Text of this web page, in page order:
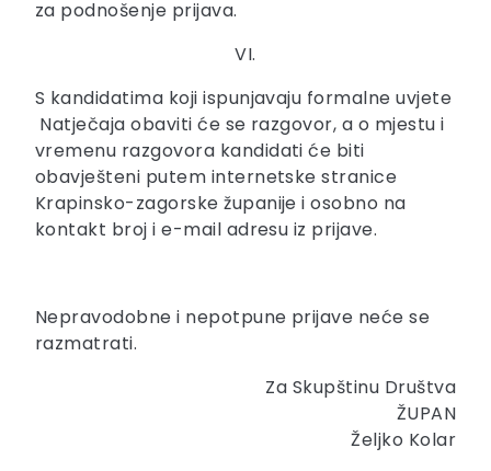
za podnošenje prijava.
VI.
S kandidatima koji ispunjavaju formalne uvjete
Natječaja obaviti će se razgovor, a o mjestu i
vremenu razgovora kandidati će biti
obavješteni putem internetske stranice
Krapinsko-zagorske županije i osobno na
kontakt broj i e-mail adresu iz prijave.
Nepravodobne i nepotpune prijave neće se
razmatrati.
Za Skupštinu Društva
ŽUPAN
Željko Kolar